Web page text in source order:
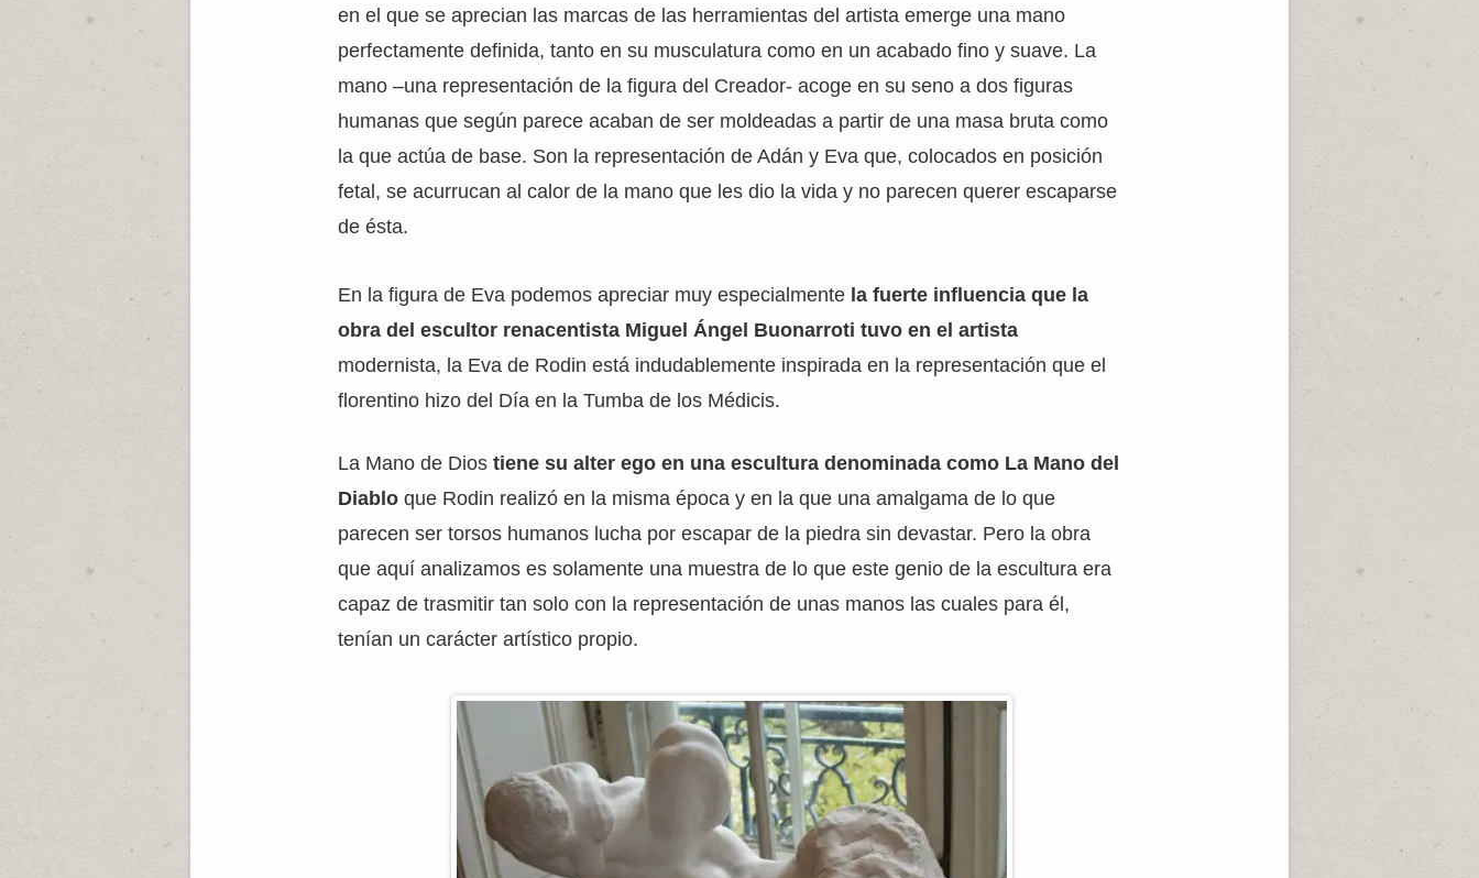
en el que se aprecian las marcas de las herramientas del artista emerge una mano
perfectamente definida, tanto en su musculatura como en un acabado fino y suave. La
mano –una representación de la figura del Creador- acoge en su seno a dos figuras
humanas que según parece acaban de ser moldeadas a partir de una masa bruta como
la que actúa de base. Son la representación de Adán y Eva que, colocados en posición
fetal, se acurrucan al calor de la mano que les dio la vida y no parecen querer escaparse
de ésta.
En la figura de Eva podemos apreciar muy especialmente la fuerte influencia que la
obra del escultor renacentista Miguel Ángel Buonarroti tuvo en el artista
modernista, la Eva de Rodin está indudablemente inspirada en la representación que el
florentino hizo del Día en la Tumba de los Médicis.
La Mano de Dios tiene su alter ego en una escultura denominada como La Mano del
Diablo que Rodin realizó en la misma época y en la que una amalgama de lo que
parecen ser torsos humanos lucha por escapar de la piedra sin devastar. Pero la obra
que aquí analizamos es solamente una muestra de lo que este genio de la escultura era
capaz de trasmitir tan solo con la representación de unas manos las cuales para él,
tenían un carácter artístico propio.